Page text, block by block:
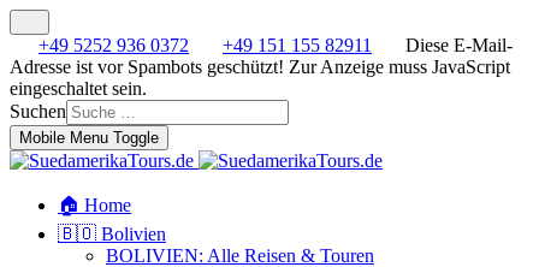
+49 5252 936 0372 +49 151 155 82911
Diese E-Mail-
Adresse ist vor Spambots geschützt! Zur Anzeige muss JavaScript
eingeschaltet sein.
Suchen
Mobile Menu Toggle
🏠 Home
🇧🇴 Bolivien
BOLIVIEN: Alle Reisen & Touren